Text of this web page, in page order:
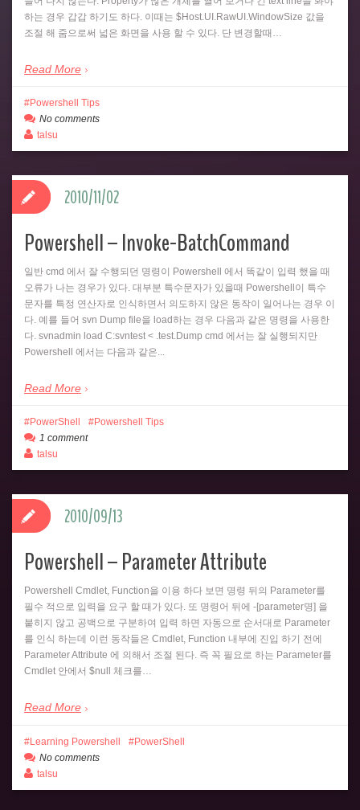
하는 경우 갑갑 하기도 하다. 이때는 $Host.UI.RawUI.WindowSize 값을
조절 해 줌으로써 넓은 화면을 사용 할 수 있다. 단 변경할때…
Read More
Powershell Tips
No comments
talsu
Powershell – Invoke-BatchCommand
일반 cmd 에서 잘 수행되던 명령이 Powershell 에서 똑같이 입력 했을 때
오류가 나는 경우가 있다. 대부분 특수문자가 있을때 Powershell이 특수
문자를 특정 연산자로 인식하면서 의도하지 않은 동작이 일어나는 경우 이
다. 예를 들어 svn Dump file을 load하는 경우 다음과 같은 명령을 사용한
다. svnadmin load C:svntest < .test.Dump cmd 에서는 잘 실행되지만
Powershell 에서는 다음과 같은...
Read More
2010/11/02
PowerShell
Powershell Tips
1 comment
talsu
Powershell – Parameter Attribute
Powershell Cmdlet, Function을 이용 하다 보면 명령 뒤의 Parameter를
필수 적으로 입력을 요구 할 때가 있다. 또 명령어 뒤에 -[parameter명] 을
붙히지 않고 공백으로 구분하여 입력 하면 자동으로 순서대로 Parameter
를 인식 하는데 이런 동작들은 Cmdlet, Function 내부에 진입 하기 전에
Parameter Attribute 에 의해서 조절 된다. 즉 꼭 필요로 하는 Parameter를
Cmdlet 안에서 $null 체크를…
Read More
2010/09/13
Learning Powershell
PowerShell
No comments
talsu